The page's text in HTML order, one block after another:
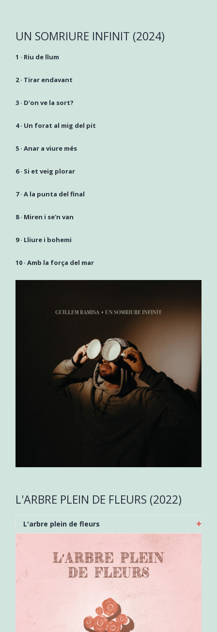
UN SOMRIURE INFINIT (2024)
1 · Riu de llum
2 · Tirar endavant
3 · D'on ve la sort?
4 · Un forat al mig del pit
5 · Anar a viure més
6 · Si et veig plorar
7 · A la punta del final
8 · Miren i se'n van
9 · Lliure i bohemi
10 · Amb la força del mar
L'ARBRE PLEIN DE FLEURS (2022)
L'arbre plein de fleurs